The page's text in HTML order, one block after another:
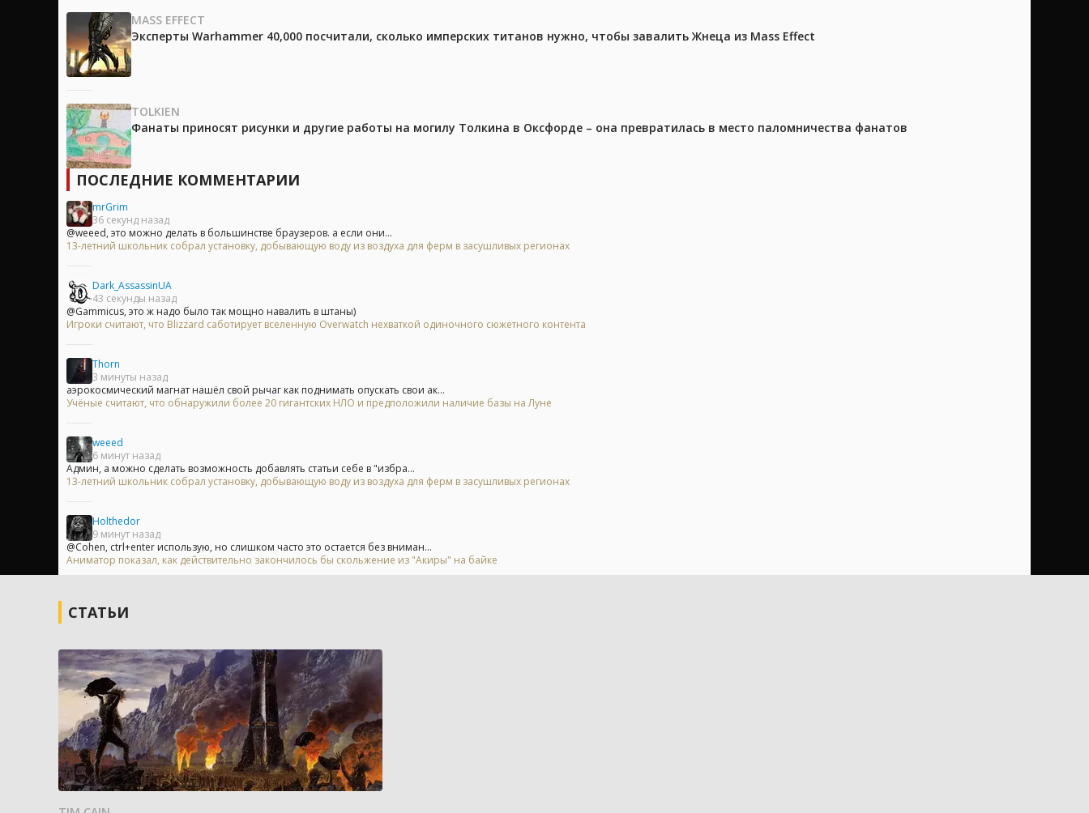
MASS EFFECT
Эксперты Warhammer 40,000 посчитали, сколько имперских титанов нужно, чтобы завалить Жнеца из Mass Effect
TOLKIEN
Фанаты приносят рисунки и другие работы на могилу Толкина в Оксфорде – она превратилась в место паломничества фанатов
ПОСЛЕДНИЕ КОММЕНТАРИИ
mrGrim
36 секунд назад
@weeed, это можно делать в большинстве браузеров. а если они...
13-летний школьник собрал установку, добывающую воду из воздуха для ферм в засушливых регионах
Dark_AssassinUA
43 секунды назад
@Gammicus, это ж надо было так мощно навалить в штаны)
Игроки считают, что Blizzard саботирует вселенную Overwatch нехваткой одиночного сюжетного контента
Thorn
3 минуты назад
аэрокосмический магнат нашёл свой рычаг как поднимать опускать свои ак...
Учёные считают, что обнаружили более 20 гигантских НЛО и предположили наличие базы на Луне
weeed
6 минут назад
Админ, а можно сделать возможность добавлять статьи себе в "избра...
13-летний школьник собрал установку, добывающую воду из воздуха для ферм в засушливых регионах
Holthedor
9 минут назад
@Cohen, ctrl+enter использую, но слишком часто это остается без вниман...
Аниматор показал, как действительно закончилось бы скольжение из "Акиры" на байке
СТАТЬИ